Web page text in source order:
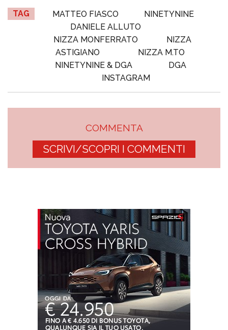
TAG MATTEO FIASCO
NINETYNINE
DANIELE ALLUTO
NIZZA MONFERRATO
NIZZA
ASTIGIANO
NIZZA M.TO
NINETYNINE & DGA
DGA
INSTAGRAM
COMMENTA
SCRIVI/SCOPRI I COMMENTI